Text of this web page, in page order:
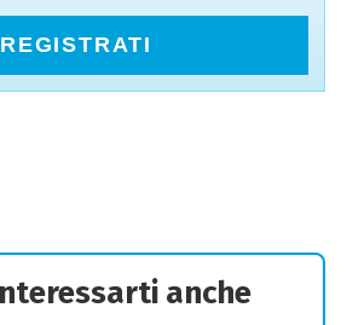
REGISTRATI
anche